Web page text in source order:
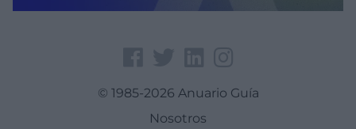
© 1985-2026 Anuario Guía
Nosotros